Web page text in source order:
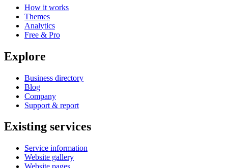
How it works
Themes
Analytics
Free & Pro
Explore
Business directory
Blog
Company
Support & report
Existing services
Service information
Website gallery